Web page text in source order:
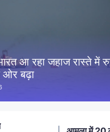
आ रहा जहाज रास्ते में
ओर बढ़ा